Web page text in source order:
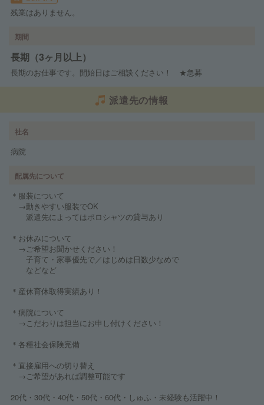
残業はありません。
期間
長期（3ヶ月以上）
長期のお仕事です。開始日はご相談ください！ ★急募
派遣先の情報
社名
病院
配属先について
＊服装について
→動きやすい服装でOK
派遣先によってはポロシャツの貸与あり
＊お休みについて
→ご希望お聞かせください！
子育て・家事優先で／はじめは日数少なめで
などなど
＊産休育休取得実績あり！
＊病院について
→こだわりは担当にお申し付けください！
＊各種社会保険完備
＊直接雇用への切り替え
→ご希望があれば調整可能です
20代・30代・40代・50代・60代・しゅふ・未経験も活躍中！